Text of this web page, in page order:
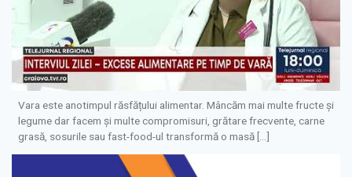
Vara este anotimpul răsfățului alimentar. Mâncăm mai multe fructe și
legume dar facem și multe compromisuri, grătare frecvente, carne
grasă, sosurile sau fast-food-ul transformă o masă […]